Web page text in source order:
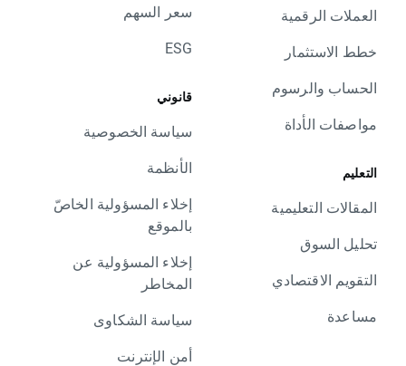
العملات الرقمية
خطط الاستثمار
الحساب والرسوم
مواصفات الأداة
التعليم
المقالات التعليمية
تحليل السوق
التقويم الاقتصادي
مساعدة
سعر السهم
ESG
قانوني
سياسة الخصوصية
الأنظمة
إخلاء المسؤولية الخاصّ
بالموقع
إخلاء المسؤولية عن
المخاطر
سياسة الشكاوى
أمن الإنترنت